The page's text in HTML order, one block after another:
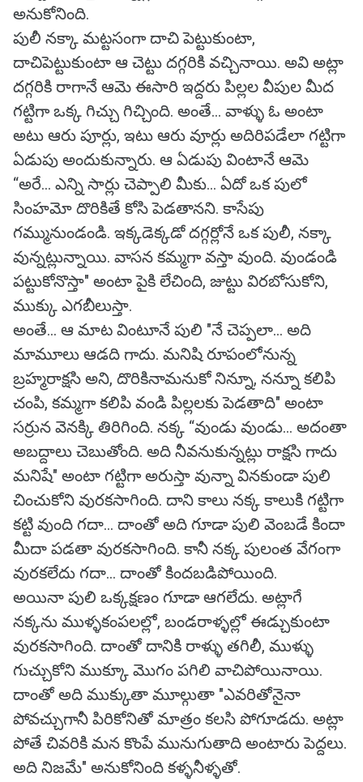
అనుకోనింది.
పులీ నక్కా మట్టసంగా దాచి పెట్టుకుంటా,
దాచిపెట్టుకుంటా ఆ చెట్టు దగ్గరికి వచ్చినాయి. అవి అట్లా
దగ్గరికి రాగానే ఆమె ఈసారి ఇద్దరు పిల్లల వీపుల మీద
గట్టిగా ఒక్క గిచ్చు గిచ్చింది. అంతే... వాళ్ళు ఓ అంటా
అటు ఆరు పూర్లు, ఇటు ఆరు వూర్లు అదిరిపడేలా గట్టిగా
ఏడుపు అందుకున్నారు. ఆ ఏడుపు వింటానే ఆమె
“అరే... ఎన్ని సార్లు చెప్పాలి మీకు... ఏదో ఒక పులో
సింహమో దొరికితే కోసి పెడతానని. కాసేపు
గమ్మునుండండి. ఇక్కడెక్కడో దగ్గర్లోనే ఒక పులీ, నక్కా
వున్నట్లున్నాయి. వాసన కమ్మగా వస్తా వుంది. వుండండి
పట్టుకోనొస్తా" అంటా పైకి లేచింది, జుట్టు విరబోసుకోని,
ముక్కు ఎగబీలుస్తా.
అంతే... ఆ మాట వింటూనే పులి "నే చెప్పలా... అది
మామూలు ఆడది గాదు. మనిషి రూపంలోనున్న
బ్రహ్మరాక్షసి అని, దొరికినామనుకో నిన్నూ, నన్నూ కలిపి
చంపి, కమ్మగా కలిపి వండి పిల్లలకు పెడతాది" అంటా
సర్రున వెనక్కి తిరిగింది. నక్క “వుండు వుండు... అదంతా
అబద్దాలు చెబుతోంది. అది నీవనుకున్నట్లు రాక్షసి గాదు
మనిషే" అంటా గట్టిగా అరుస్తా వున్నా వినకుండా పులి
చించుకోని వురకసాగింది. దాని కాలు నక్క కాలుకి గట్టిగా
కట్టి వుంది గదా... దాంతో అది గూడా పులి వెంబడే కిందా
మీదా పడతా వురకసాగింది. కానీ నక్క పులంత వేగంగా
వురకలేదు గదా... దాంతో కిందబడిపోయింది.
అయినా పులి ఒక్కక్షణం గూడా ఆగలేదు. అట్లాగే
నక్కను ముళ్ళకంపలల్లో, బండరాళ్ళల్లో ఈడ్చుకుంటా
వురకసాగింది. దాంతో దానికి రాళ్ళు తగిలీ, ముళ్ళు
గుచ్చుకోని ముక్కూ మొగం పగిలి వాచిపోయినాయి.
దాంతో అది ముక్కుతా మూల్గుతా "ఎవరితోనైనా
పోవచ్చుగానీ పిరికోనితో మాత్రం కలసి పోగూడదు. అట్లా
పోతే చివరికి మన కొంపే మునుగుతాది అంటారు పెద్దలు.
అది నిజమే" అనుకోనింది కళ్ళనీళ్ళతో.